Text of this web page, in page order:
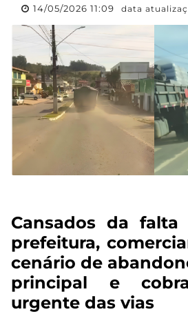
14/05/2026 11:09 data
Cansados da
prefeitura,
cenário de
principal e
urgente das vias